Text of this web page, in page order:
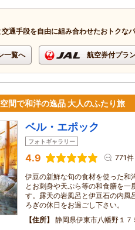
交通手段を自由に組み合わせたおトクな
一覧へ 航空券付プラ
間で和洋の逸品 大人のふたり旅
ベル・エポック
フォトギャラリー
4.9 771件
伊豆の新鮮な旬の食材を使った和
とお刺身や天ぷら等の和食膳を一
す。露天の岩風呂と伊豆石の内風
ろぎの休日をお過ごし下さい。
住所
静岡県伊東市八幡野１７